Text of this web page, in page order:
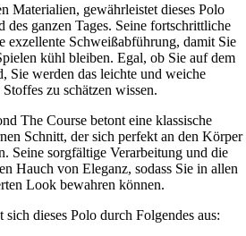
Materialien, gewährleistet dieses Polo
ganzen Tages. Seine fortschrittliche
exzellente Schweißabführung, damit Sie
kühl bleiben. Egal, ob Sie auf dem
Sie werden das leichte und weiche
zu schätzen wissen.
The Course betont eine klassische
Schnitt, der sich perfekt an den Körper
Seine sorgfältige Verarbeitung und die
Hauch von Eleganz, sodass Sie in allen
Look bewahren können.
dieses Polo durch Folgendes aus: